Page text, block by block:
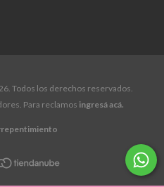
Todos los derechos reservados.
Para reclamos ingresá acá.